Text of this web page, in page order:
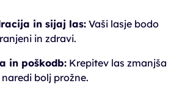
in sijaj las:Vaši lasje bodo
in zdravi.
in poškodb: Krepitev las zmanjša
bolj prožne.